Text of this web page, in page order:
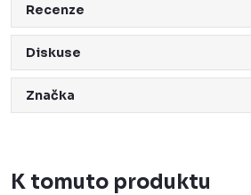
Recenze
Diskuse
Značka
K tomuto produktu